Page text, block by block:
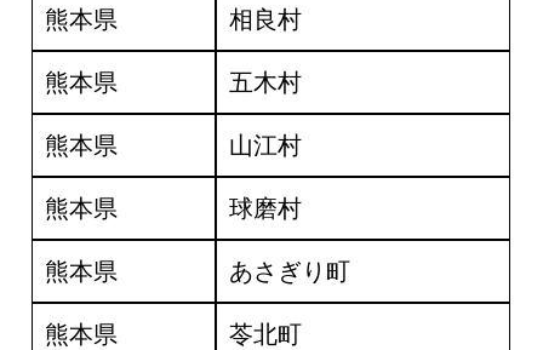
熊本県 相良村
熊本県 五木村
熊本県 山江村
熊本県 球磨村
熊本県 あさぎり町
熊本県 苓北町